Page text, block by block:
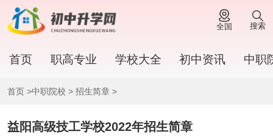
全国 搜索
首页 职高专业 学校大全 初中资讯 中职
首页 >中职院校 > 招生简章>
益阳高级技工学校2022年招生简章